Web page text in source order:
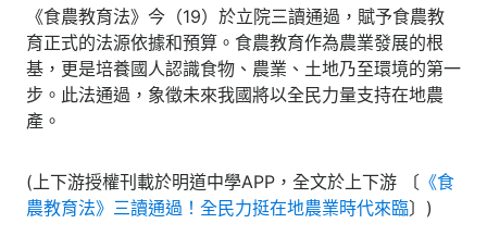
《食農教育法》今（19）於立院三讀通過，賦予食農教
育正式的法源依據和預算。食農教育作為農業發展的根
基，更是培養國人認識食物、農業、土地乃至環境的第一
步。此法通過，象徵未來我國將以全民力量支持在地農
產。
(上下游授權刊載於明道中學APP，全文於上下游 〔 《食
農教育法》三讀通過！全民力挺在地農業時代來臨〕)